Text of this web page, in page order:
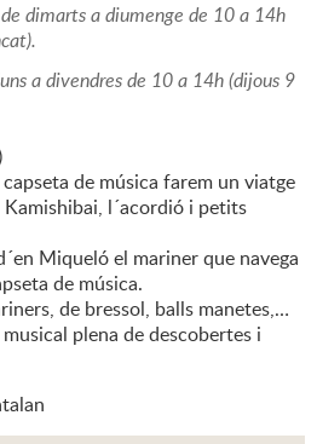
dimarts a diumenge de 10 a 14h
a divendres de 10 a 14h (dijous 9
de música farem un viatge
Kamishibai, l´acordió i petits
Miqueló el mariner que navega
de música.
de bressol, balls manetes,…
plena de descobertes i